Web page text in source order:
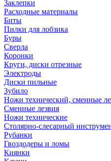
Заклепки
Расходные материалы
Биты
Пилки для лобзика
Буры
Сверла
Коронки
Круги, диски отрезные
Электроды
Диски пильные
Зубило
Ножи технический, сменные
Сменные лезвия
Ножи технические
Столярно-слесарный
Рубанки
Гвоздодеры и ломы
Киянки